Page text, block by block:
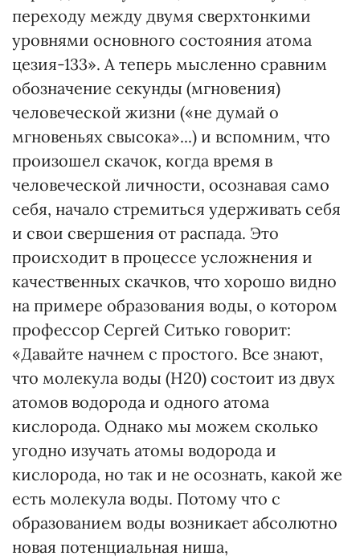
переходу между двумя сверхтонкими
уровнями основного состояния атома
цезия-133». А теперь мысленно сравним
обозначение секунды (мгновения)
человеческой жизни («не думай о
мгновеньях свысока»...) и вспомним, что
произошел скачок, когда время в
человеческой личности, осознавая само
себя, начало стремиться удерживать себя
и свои свершения от распада. Это
происходит в процессе усложнения и
качественных скачков, что хорошо видно
на примере образования воды, о котором
профессор Сергей Ситько говорит:
«Давайте начнем с простого. Все знают,
что молекула воды (H20) состоит из двух
атомов водорода и одного атома
кислорода. Однако мы можем сколько
угодно изучать атомы водорода и
кислорода, но так и не осознать, какой же
есть молекула воды. Потому что с
образованием воды возникает абсолютно
новая потенциальная ниша,